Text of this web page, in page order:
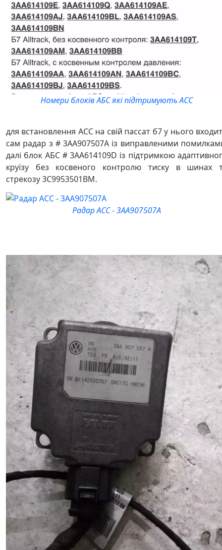
Номери блоків АБС які підтримують АСС
для встановлення АСС на свій пассат б7 у нього
сам радар з # 3АА907507А із виправленими
далі блок АБС # 3АА614109D із підтримкою
круїзу без косвеного контролю тиску в шинах
стрекозу 3C9953501BM.
Радар АСС - 3AA907507A